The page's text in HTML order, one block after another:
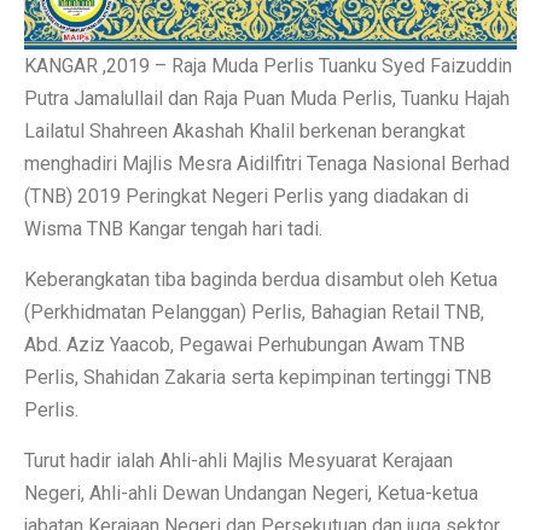
KANGAR ,2019 – Raja Muda Perlis Tuanku Syed Faizuddin
Putra Jamalullail dan Raja Puan Muda Perlis, Tuanku Hajah
Lailatul Shahreen Akashah Khalil berkenan berangkat
menghadiri Majlis Mesra Aidilfitri Tenaga Nasional Berhad
(TNB) 2019 Peringkat Negeri Perlis yang diadakan di
Wisma TNB Kangar tengah hari tadi.
Keberangkatan tiba baginda berdua disambut oleh Ketua
(Perkhidmatan Pelanggan) Perlis, Bahagian Retail TNB,
Abd. Aziz Yaacob, Pegawai Perhubungan Awam TNB
Perlis, Shahidan Zakaria serta kepimpinan tertinggi TNB
Perlis.
Turut hadir ialah Ahli-ahli Majlis Mesyuarat Kerajaan
Negeri, Ahli-ahli Dewan Undangan Negeri, Ketua-ketua